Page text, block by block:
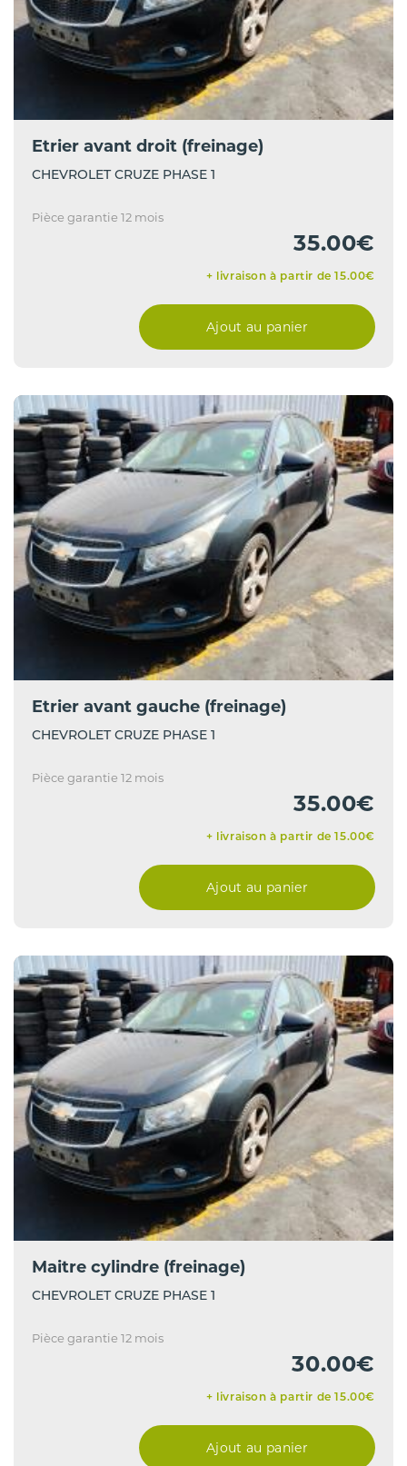
Etrier avant droit (freinage)
CHEVROLET CRUZE PHASE 1
Pièce garantie 12 mois
35.00€
+ livraison à partir de 15.00€
Ajout au panier
Etrier avant gauche (freinage)
CHEVROLET CRUZE PHASE 1
Pièce garantie 12 mois
35.00€
+ livraison à partir de 15.00€
Ajout au panier
Maitre cylindre (freinage)
CHEVROLET CRUZE PHASE 1
Pièce garantie 12 mois
30.00€
+ livraison à partir de 15.00€
Ajout au panier